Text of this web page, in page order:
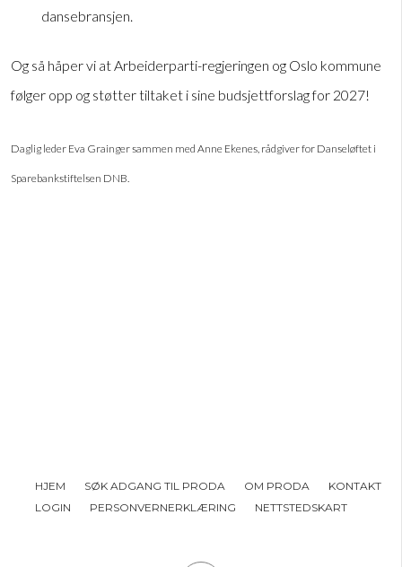
dansebransjen.
Og så håper vi at Arbeiderparti-regjeringen og Oslo kommune
følger opp og støtter tiltaket i sine budsjettforslag for 2027!
Daglig leder Eva Grainger sammen med Anne Ekenes, rådgiver for Danseløftet i
Sparebankstiftelsen DNB.
HJEM SØK ADGANG TIL PRODA OM PRODA
KONTAKT
LOGIN
PERSONVERNERKLÆRING NETTSTEDSKART